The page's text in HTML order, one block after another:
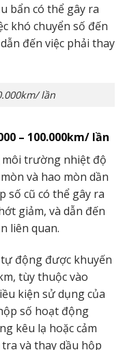
bẩn có thể gây ra
khó chuyển số đến
đến việc phải thay
lần
– 100.000km/ lần
trường nhiệt độ
và hao mòn dần
số cũ có thể gây ra
giảm, và dẫn đến
liên quan.
động được khuyến
tùy thuộc vào
kiện sử dụng của
số hoạt động
kêu lạ hoặc cảm
và thay dầu hộp